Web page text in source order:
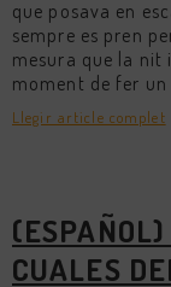
que posava en
sempre es pren
mesura que la nit
moment de fer
Llegir article complet
(ESPAÑOL)
CUALES